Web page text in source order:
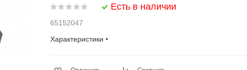
Есть в наличии
65152047
Характеристики